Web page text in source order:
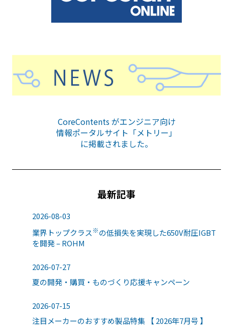
CoreContents がエンジニア向け
情報ポータルサイト「メトリー」
に掲載されました。
最新記事
2026-08-03
業界トップクラス※の低損失を実現した650V耐圧IGBT
を開発 – ROHM
2026-07-27
夏の開発・購買・ものづくり応援キャンペーン
2026-07-15
注目メーカーのおすすめ製品特集 【 2026年7月号 】